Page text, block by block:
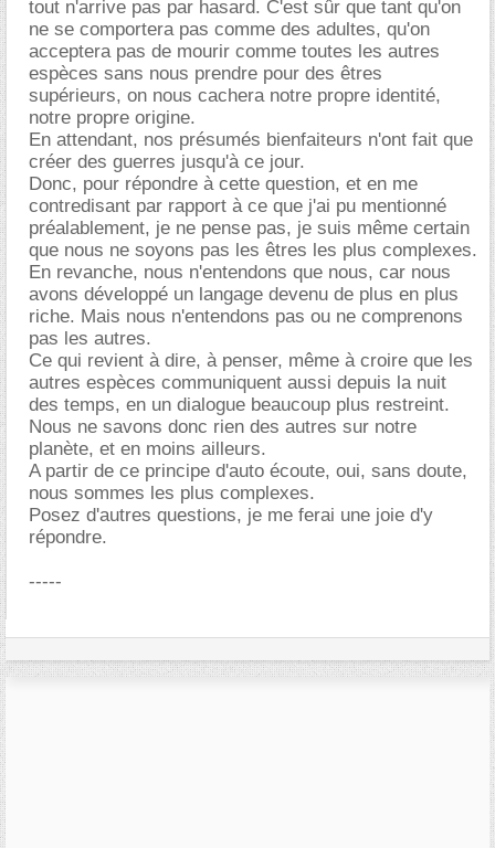
tout n'arrive pas par hasard. C'est sûr que tant qu'on
ne se comportera pas comme des adultes, qu'on
acceptera pas de mourir comme toutes les autres
espèces sans nous prendre pour des êtres
supérieurs, on nous cachera notre propre identité,
notre propre origine.
En attendant, nos présumés bienfaiteurs n'ont fait que
créer des guerres jusqu'à ce jour.
Donc, pour répondre à cette question, et en me
contredisant par rapport à ce que j'ai pu mentionné
préalablement, je ne pense pas, je suis même certain
que nous ne soyons pas les êtres les plus complexes.
En revanche, nous n'entendons que nous, car nous
avons développé un langage devenu de plus en plus
riche. Mais nous n'entendons pas ou ne comprenons
pas les autres.
Ce qui revient à dire, à penser, même à croire que les
autres espèces communiquent aussi depuis la nuit
des temps, en un dialogue beaucoup plus restreint.
Nous ne savons donc rien des autres sur notre
planète, et en moins ailleurs.
A partir de ce principe d'auto écoute, oui, sans doute,
nous sommes les plus complexes.
Posez d'autres questions, je me ferai une joie d'y
répondre.
-----